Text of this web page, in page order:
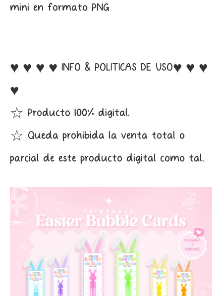
mini en formato PNG
♥ ♥ ♥ ♥ INFO & POLITICAS DE USO♥ ♥ ♥
♥
☆ Producto 100% digital.
☆ Queda prohibida la venta total o
parcial de este producto digital como tal.